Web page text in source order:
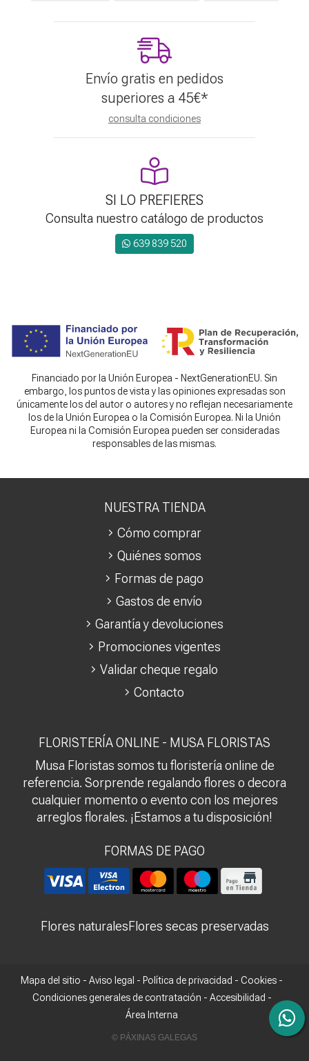
Envío gratis en pedidos
superiores a 45€*
consulta condiciones
SI LO PREFIERES
Consulta nuestro catálogo de productos
639 839 520
Financiado por la Unión Europea - NextGenerationEU. Sin
embargo, los puntos de vista y las opiniones expresadas son
únicamente los del autor o autores y no reflejan necesariamente
los de la Unión Europea o la Comisión Europea. Ni la Unión
Europea ni la Comisión Europea pueden ser consideradas
responsables de las mismas.
FLORISTERÍA ONLINE - MUSA FLORISTAS
Musa Floristas somos tu floristería online de
referencia. Sorprende regalando flores o decora
cualquier momento o evento con los mejores
arreglos florales. ¡Estamos a tu disposición!
FORMAS DE PAGO
NUESTRA TIENDA
Cómo comprar
Quiénes somos
Formas de pago
Gastos de envío
Garantía y devoluciones
Promociones vigentes
Validar cheque regalo
Contacto
Flores naturalesFlores secas preservadas
Mapa del sitio - Aviso legal - Política de privacidad - Cookies -
Condiciones generales de contratación - Accesibilidad -
Área Interna
© PÁXINAS GALEGAS